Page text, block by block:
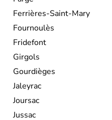
Ferrières-Saint-Mary
Fournoulès
Fridefont
Girgols
Gourdièges
Jaleyrac
Joursac
Jussac